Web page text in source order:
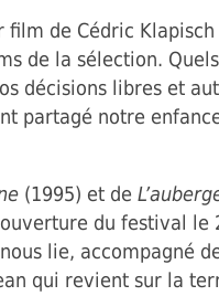
film de Cédric
de la sélection.
décisions libres et
partagé notre
(1995) et de
du festival
lie, accompagné
qui revient sur la